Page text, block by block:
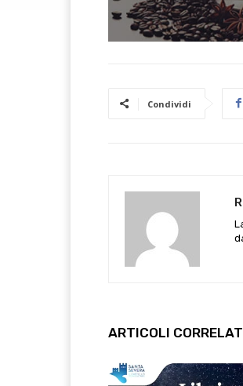
Condividi
ARTICOLI